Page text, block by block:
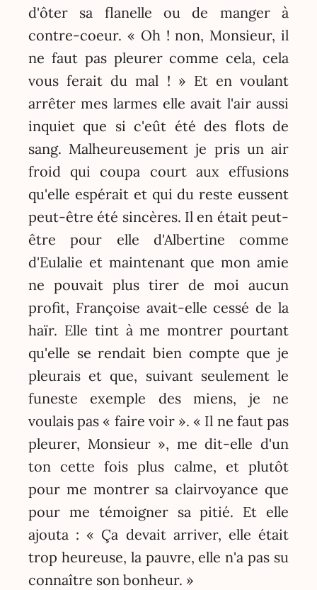
d'ôter sa flanelle ou de manger à
contre-coeur. « Oh ! non, Monsieur, il
ne faut pas pleurer comme cela, cela
vous ferait du mal ! » Et en voulant
arrêter mes larmes elle avait l'air aussi
inquiet que si c'eût été des flots de
sang. Malheureusement je pris un air
froid qui coupa court aux effusions
qu'elle espérait et qui du reste eussent
peut-être été sincères. Il en était peut-
être pour elle d'Albertine comme
d'Eulalie et maintenant que mon amie
ne pouvait plus tirer de moi aucun
profit, Françoise avait-elle cessé de la
haïr. Elle tint à me montrer pourtant
qu'elle se rendait bien compte que je
pleurais et que, suivant seulement le
funeste exemple des miens, je ne
voulais pas « faire voir ». « Il ne faut pas
pleurer, Monsieur », me dit-elle d'un
ton cette fois plus calme, et plutôt
pour me montrer sa clairvoyance que
pour me témoigner sa pitié. Et elle
ajouta : « Ça devait arriver, elle était
trop heureuse, la pauvre, elle n'a pas su
connaître son bonheur. »